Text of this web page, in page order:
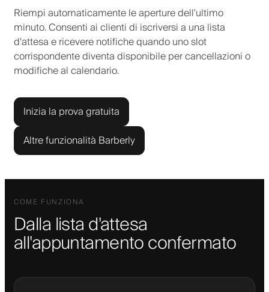
Riempi automaticamente le aperture dell'ultimo
minuto. Consenti ai clienti di iscriversi a una lista
d'attesa e ricevere notifiche quando uno slot
corrispondente diventa disponibile per cancellazioni o
modifiche al calendario.
Inizia la prova gratuita
Altre funzionalità Barberly
COME FUNZIONA
Dalla lista d'attesa
all'appuntamento confermato